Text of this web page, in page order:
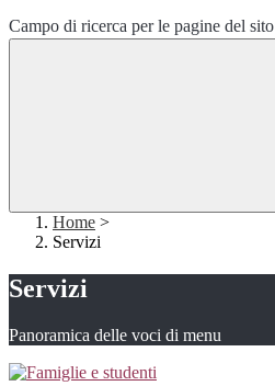
Campo di ricerca per le pagine del sito
Home >
Servizi
Servizi
Panoramica delle voci di menu